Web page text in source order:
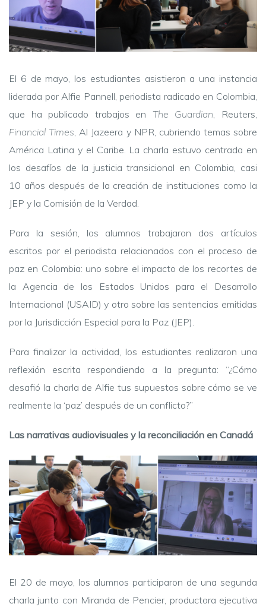
El 6 de mayo, los estudiantes asistieron a una instancia
liderada por Alfie Pannell, periodista radicado en Colombia,
que ha publicado trabajos en The Guardian, Reuters,
Financial Times, Al Jazeera y NPR, cubriendo temas sobre
América Latina y el Caribe. La charla estuvo centrada en
los desafíos de la justicia transicional en Colombia, casi
10 años después de la creación de instituciones como la
JEP y la Comisión de la Verdad.
Para la sesión, los alumnos trabajaron dos artículos
escritos por el periodista relacionados con el proceso de
paz en Colombia: uno sobre el impacto de los recortes de
la Agencia de los Estados Unidos para el Desarrollo
Internacional (USAID) y otro sobre las sentencias emitidas
por la Jurisdicción Especial para la Paz (JEP).
Para finalizar la actividad, los estudiantes realizaron una
reflexión escrita respondiendo a la pregunta: “¿Cómo
desafió la charla de Alfie tus supuestos sobre cómo se ve
realmente la ‘paz’ después de un conflicto?”
Las narrativas audiovisuales y la reconciliación en Canadá
El 20 de mayo, los alumnos participaron de una segunda
charla junto con Miranda de Pencier, productora ejecutiva